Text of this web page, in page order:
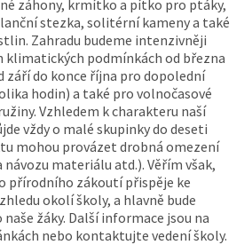
záhony, krmítko a pítko pro ptáky,
stezka, solitérní kameny a také
Zahradu budeme intenzivněji
klimatických podmínkách od března
září do konce října pro dopolední
hodin) a také pro volnočasové
Vzhledem k charakteru naší
vždy o malé skupinky do deseti
mohou provázet drobná omezení
materiálu atd.). Věřím však,
přírodního zákoutí přispěje ke
okolí školy, a hlavně bude
žáky. Další informace jsou na
nebo kontaktujte vedení školy.